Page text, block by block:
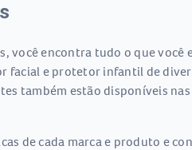
você encontra tudo o que
e protetor infantil de
também estão disponíveis
de cada marca e produto e